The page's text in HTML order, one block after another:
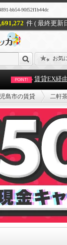
bb54-90f52f1b44dc
件 ( 最終更新
お気
POINT! 賃貸EX経
島市の賃貸 二軒